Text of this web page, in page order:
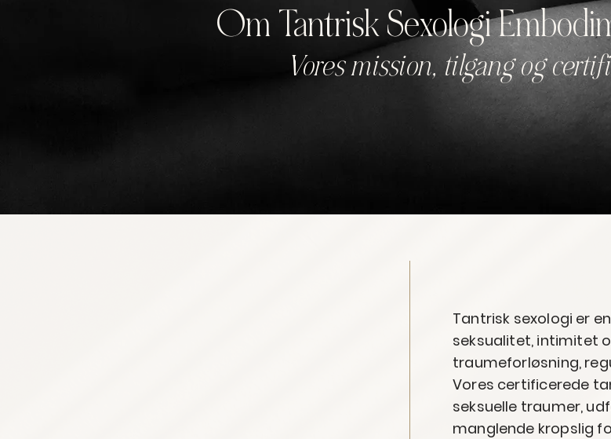
Om Tantrisk Sexologi
Vores mission, tilgang og
Tantrisk sexologi er
seksualitet, intimitet
traumeforløsning,
Vores certificerede
seksuelle traumer,
manglende kropslig